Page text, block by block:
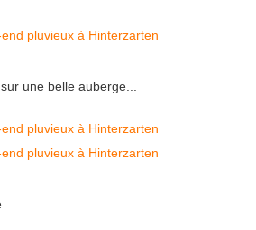
une belle auberge...